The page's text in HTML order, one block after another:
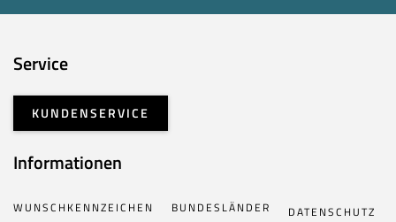
Service
KUNDENSERVICE
Informationen
WUNSCHKENNZEICHEN BUNDESLÄNDER
DATENSCHUTZ